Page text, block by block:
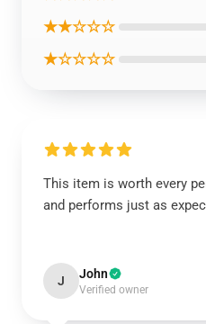
★★☆☆☆
★☆☆☆☆
This item is worth every
and performs just as
J John
Verified owner